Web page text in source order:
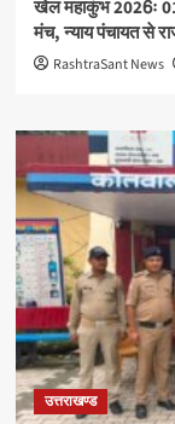
खेल महाकुंभ 2026ः 01
मंच, न्याय पंचायत से
RashtraSant News
उत्तराखण्ड